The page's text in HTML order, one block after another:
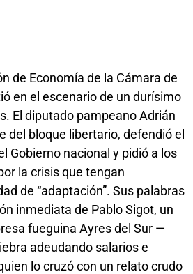
de Economía de la Cámara de
en el escenario de un durísimo
El diputado pampeano Adrián
del bloque libertario, defendió el
Gobierno nacional y pidió a los
la crisis que tengan
de “adaptación”. Sus palabras
inmediata de Pablo Sigot, un
fueguina Ayres del Sur —
adeudando salarios e
lo cruzó con un relato crudo